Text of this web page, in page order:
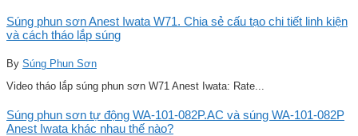
Súng phun sơn Anest Iwata W71. Chia sẻ cấu tạo chi tiết linh kiện
và cách tháo lắp súng
By Súng Phun Sơn
Video tháo lắp súng phun sơn W71 Anest Iwata: Rate...
Súng phun sơn tự động WA-101-082P.AC và súng WA-101-082P
Anest Iwata khác nhau thế nào?